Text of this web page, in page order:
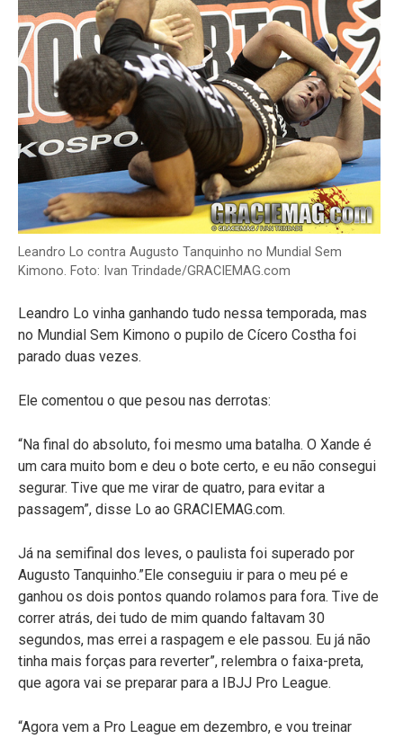
Leandro Lo contra Augusto Tanquinho no Mundial Sem
Kimono. Foto: Ivan Trindade/GRACIEMAG.com
Leandro Lo vinha ganhando tudo nessa temporada, mas
no Mundial Sem Kimono o pupilo de Cícero Costha foi
parado duas vezes.
Ele comentou o que pesou nas derrotas:
“Na final do absoluto, foi mesmo uma batalha. O Xande é
um cara muito bom e deu o bote certo, e eu não consegui
segurar. Tive que me virar de quatro, para evitar a
passagem”, disse Lo ao GRACIEMAG.com.
Já na semifinal dos leves, o paulista foi superado por
Augusto Tanquinho.”Ele conseguiu ir para o meu pé e
ganhou os dois pontos quando rolamos para fora. Tive de
correr atrás, dei tudo de mim quando faltavam 30
segundos, mas errei a raspagem e ele passou. Eu já não
tinha mais forças para reverter”, relembra o faixa-preta,
que agora vai se preparar para a IBJJ Pro League.
“Agora vem a Pro League em dezembro, e vou treinar